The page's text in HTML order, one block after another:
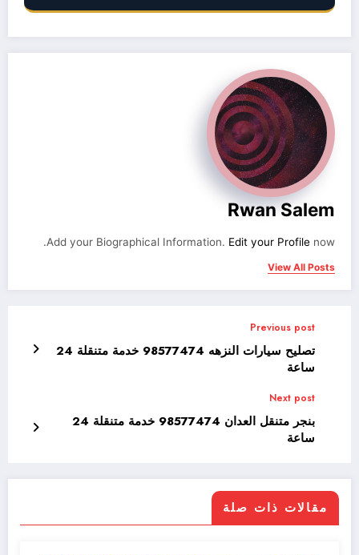
Rwan Salem
Add your Biographical Information. Edit your Profile now.
View All Posts
Previous post
تصليح سيارات النزهه 98577474 خدمة متنقلة 24
ساعة
Next post
بنجر متنقل العدان 98577474 خدمة متنقلة 24
ساعة
مقالات ذات صلة